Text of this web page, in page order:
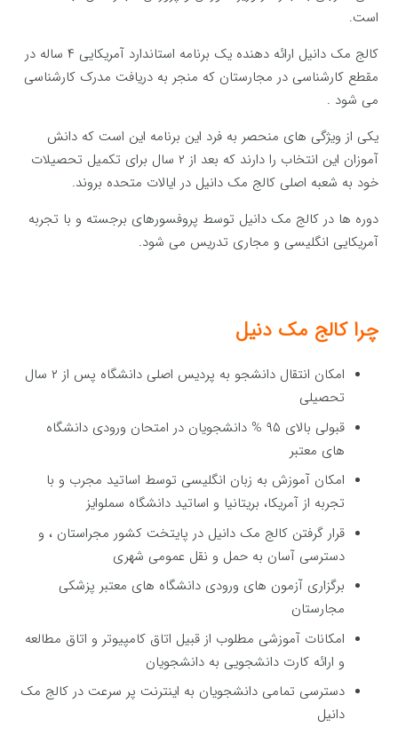
است.
کالج مک دانیل ارائه دهنده یک برنامه استاندارد آمریکایی ۴ ساله در
مقطع کارشناسی در مجارستان که منجر به دریافت مدرک کارشناسی
می شود .
یکی از ویژگی های منحصر به فرد این برنامه این است که دانش
آموزان این انتخاب را دارند که بعد از ۲ سال برای تکمیل تحصیلات
خود به شعبه اصلی کالج مک دانیل در ایالات متحده بروند.
دوره ها در کالج مک دانیل توسط پروفسورهای برجسته و با تجربه
آمریکایی انگلیسی و مجاری تدریس می شود.
چرا کالج مک دنیل
امکان انتقال دانشجو به پردیس اصلی دانشگاه پس از ۲ سال
تحصیلی
قبولی بالای ۹۵ % دانشجویان در امتحان ورودی دانشگاه
های معتبر
امکان آموزش به زبان انگلیسی توسط اساتید مجرب و با
تجربه از آمریکا، بریتانیا و اساتید دانشگاه سملوایز
قرار گرفتن کالج مک دانیل در پایتخت کشور مجراستان ، و
دسترسی آسان به حمل و نقل عمومی شهری
برگزاری آزمون های ورودی دانشگاه های معتبر پزشکی
مجارستان
امکانات آموزشی مطلوب از قبیل اتاق کامپیوتر و اتاق مطالعه
و ارائه کارت دانشجویی به دانشجویان
دسترسی تمامی دانشجویان به اینترنت پر سرعت در کالج مک
دانیل